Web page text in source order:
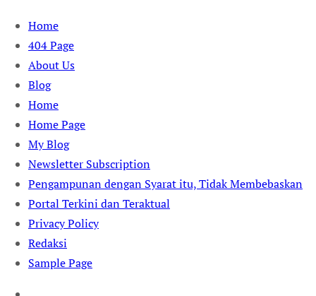
Skip
content
Home
404 Page
About Us
Blog
Home
Home Page
My Blog
Newsletter Subscription
Pengampunan dengan Syarat itu, Tidak Membebaskan
Portal Terkini dan Teraktual
Privacy Policy
Redaksi
Sample Page